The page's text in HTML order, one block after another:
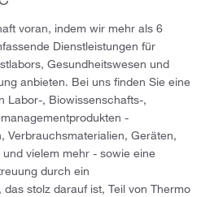
voran, indem wir mehr als 6
Dienstleistungen für
Gesundheitswesen und
anbieten. Bei uns finden Sie eine
Labor-, Biowissenschafts-,
-
Verbrauchsmaterialien, Geräten,
vielem mehr - sowie eine
durch ein
stolz darauf ist, Teil von Thermo